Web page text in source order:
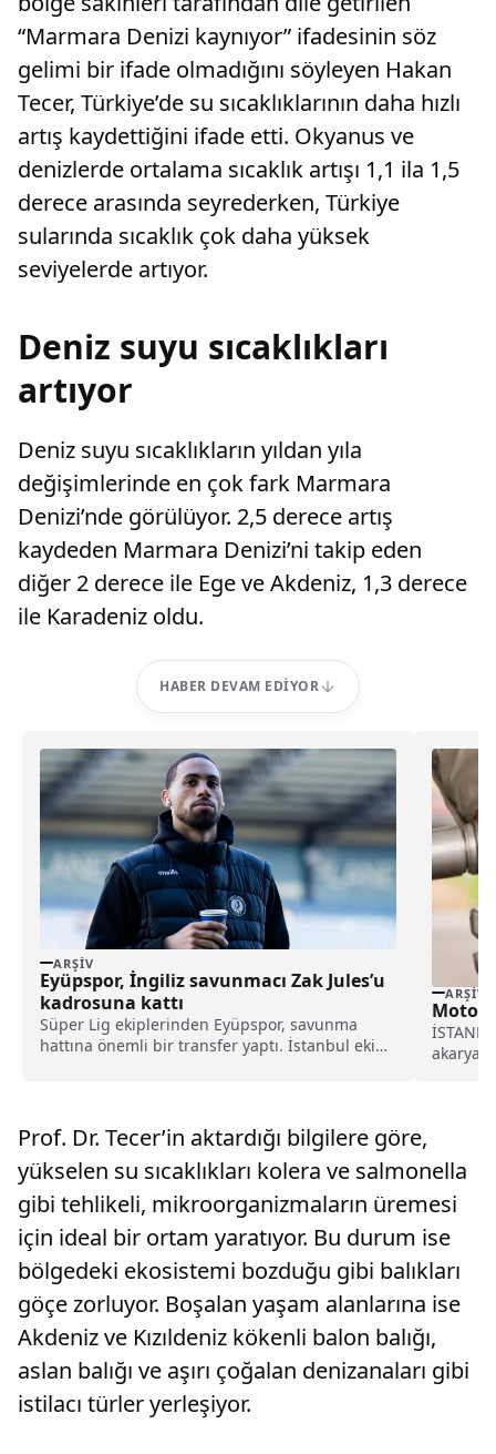
“Marmara Denizi kaynıyor” ifadesinin söz
gelimi bir ifade olmadığını söyleyen Hakan
Tecer, Türkiye’de su sıcaklıklarının daha hızlı
artış kaydettiğini ifade etti. Okyanus ve
denizlerde ortalama sıcaklık artışı 1,1 ila 1,5
derece arasında seyrederken, Türkiye
sularında sıcaklık çok daha yüksek
seviyelerde artıyor.
Deniz suyu sıcaklıkları
artıyor
Deniz suyu sıcaklıkların yıldan yıla
değişimlerinde en çok fark Marmara
Denizi’nde görülüyor. 2,5 derece artış
kaydeden Marmara Denizi’ni takip eden
diğer 2 derece ile Ege ve Akdeniz, 1,3 derece
ile Karadeniz oldu.
HABER DEVAM EDIYOR
ARŞIV
Eyüpspor, İngiliz savunmacı Zak Jules’u
kadrosuna kattı
Süper Lig ekiplerinden Eyüpspor, savunma
hattına önemli bir transfer yaptı. İstanbul ekibi,
ARŞIV
Prof. Dr. Tecer’in aktardığı bilgilere göre,
yükselen su sıcaklıkları kolera ve salmonella
gibi tehlikeli, mikroorganizmaların üremesi
için ideal bir ortam yaratıyor. Bu durum ise
bölgedeki ekosistemi bozduğu gibi balıkları
göçe zorluyor. Boşalan yaşam alanlarına ise
Akdeniz ve Kızıldeniz kökenli balon balığı,
aslan balığı ve aşırı çoğalan denizanaları gibi
istilacı türler yerleşiyor.